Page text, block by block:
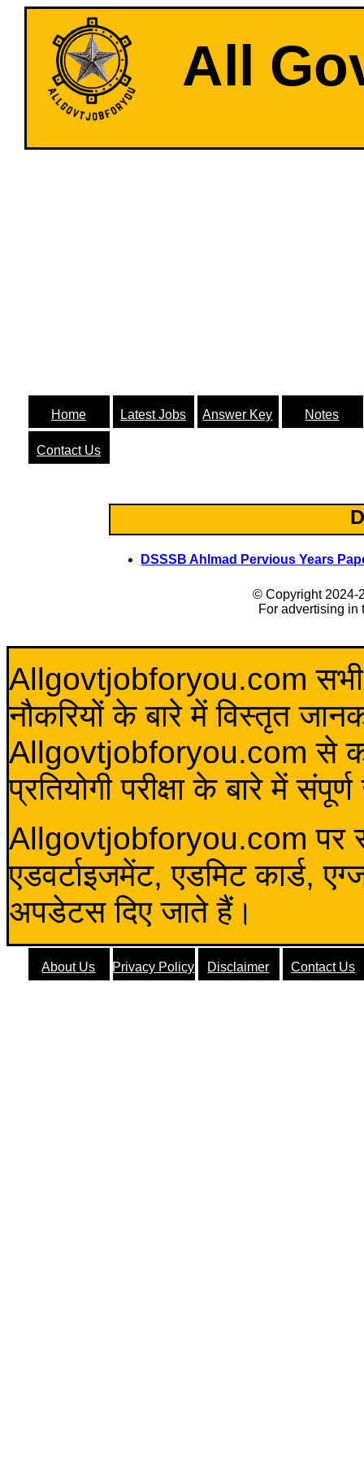
All
Home Latest Jobs Answer Key Notes
Contact Us
DSSSB Ahlmad Pervious Years
© Copyright 2024-
For advertising
Allgovtjobforyou.com सभी
नौकरियों के बारे में विस्तृत
Allgovtjobforyou.com से कोई
प्रतियोगी परीक्षा के बारे में
Allgovtjobforyou.com पर
एडवर्टाइजमेंट, एडमिट कार्ड,
अपडेटस दिए जाते हैं।
About Us Privacy Policy Disclaimer Contact Us